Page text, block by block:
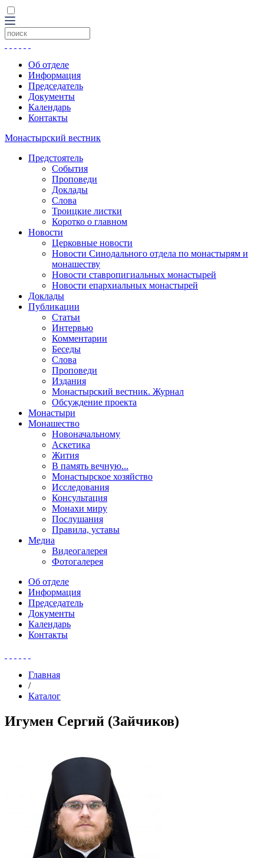
Об отделе
Информация
Председатель
Документы
Календарь
Контакты
Монастырский вестник
Предстоятель
События
Проповеди
Доклады
Слова
Троицкие листки
Коротко о главном
Новости
Церковные новости
Новости Синодального отдела по монастырям и
монашеству
Новости ставропигиальных монастырей
Новости епархиальных монастырей
Доклады
Публикации
Статьи
Интервью
Комментарии
Беседы
Слова
Проповеди
Издания
Монастырский вестник. Журнал
Обсуждение проекта
Монастыри
Монашество
Новоначальному
Аскетика
Жития
В память вечную...
Монастырское хозяйство
Исследования
Консультация
Монахи миру
Послушания
Правила, уставы
Медиа
Видеогалерея
Фотогалерея
Об отделе
Информация
Председатель
Документы
Календарь
Контакты
Главная
/
Каталог
Игумен Сергий (Зайчиков)